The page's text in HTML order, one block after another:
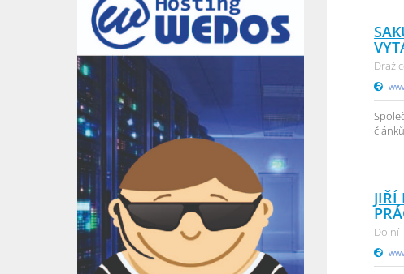
JIŘÍ
Dolní